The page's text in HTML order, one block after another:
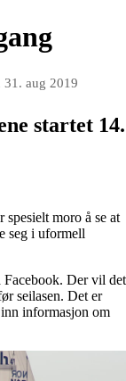
31. aug 2019
startet 14.
spesielt moro å se at
seg i uformell
Facebook. Der vil det
seilasen. Det er
informasjon om